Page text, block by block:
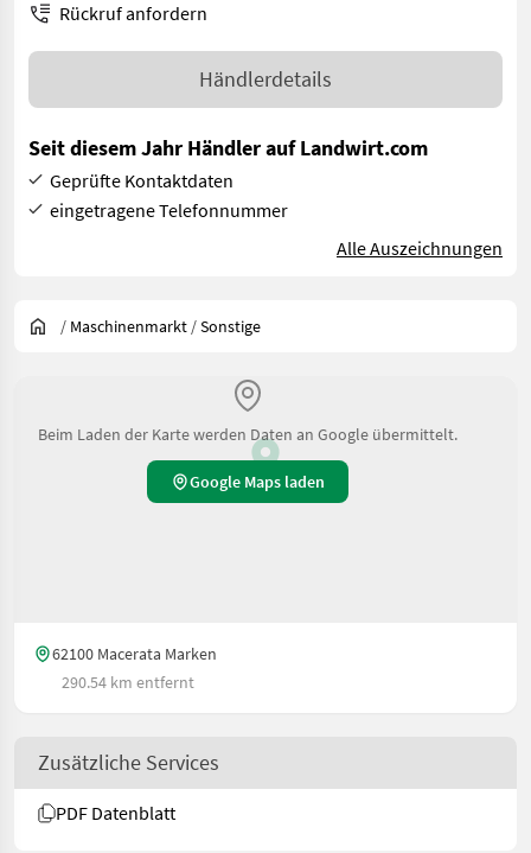
Rückruf anfordern
Händlerdetails
Seit diesem Jahr Händler auf Landwirt.com
Geprüfte Kontaktdaten
eingetragene Telefonnummer
Alle Auszeichnungen
/ Maschinenmarkt /Sonstige
Beim Laden der Karte werden Daten an Google übermittelt.
Google Maps laden
62100 Macerata Marken
290.54 km entfernt
Zusätzliche Services
PDF Datenblatt